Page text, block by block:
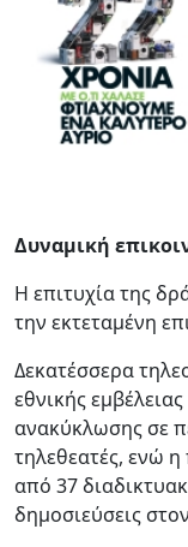
Δυναμική
Η επιτυχία της
την εκτεταμένη
Δεκατέσσερα
εθνικής
ανακύκλωσης σε
τηλεθεατές, ενώ
από 37
δημοσιεύσεις